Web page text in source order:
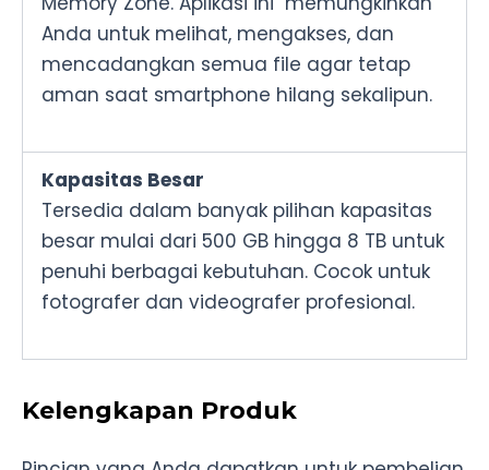
Anda untuk melihat, mengakses, dan
mencadangkan semua file agar tetap
aman saat smartphone hilang sekalipun.
Kapasitas Besar
Tersedia dalam banyak pilihan kapasitas
besar mulai dari 500 GB hingga 8 TB untuk
penuhi berbagai kebutuhan. Cocok untuk
fotografer dan videografer profesional.
Kelengkapan Produk